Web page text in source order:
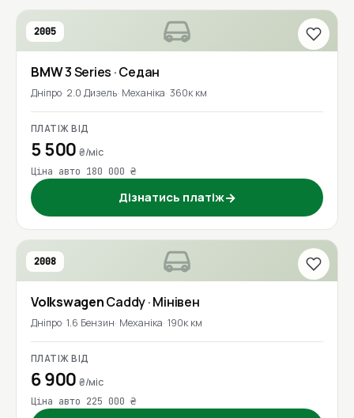
2005
BMW3 Series · Седан
Дніпро 2.0 Дизель Механіка 360к км
ПЛАТІЖ ВІД
5 500₴/міс
Ціна авто 180 000 ₴
Дізнатись платіж→
2008
VolkswagenCaddy· Мінівен
Дніпро 1.6 Бензин Механіка 190к км
ПЛАТІЖ ВІД
6 900₴/міс
Ціна авто 225 000 ₴